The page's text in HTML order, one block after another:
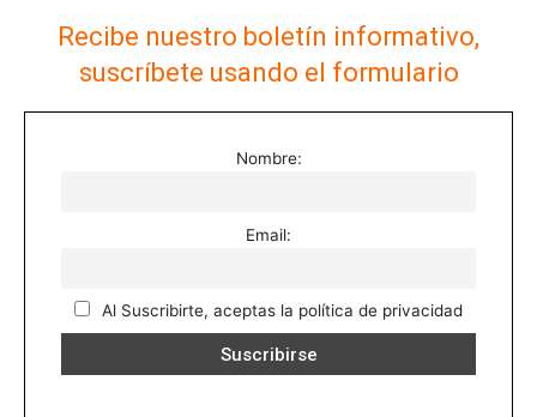
Recibe nuestro boletín informativo,
suscríbete usando el formulario
Nombre:
Email:
Al Suscribirte, aceptas la política de privacidad